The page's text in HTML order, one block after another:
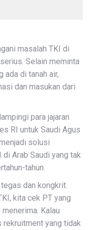
masalah TKI di
Selain meminta
ada di tanah air,
dan masukan dari
para jajaran
RI untuk Saudi Agus
solusi
Arab Saudi yang tak
tahun.
dan kongkrit.
kita cek PT yang
Kalau
rekruitment yang tidak